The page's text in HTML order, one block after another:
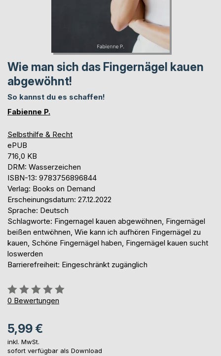
Wie man sich das Fingernägel kauen
abgewöhnt!
So kannst du es schaffen!
Fabienne P.
Selbsthilfe & Recht
ePUB
716,0 KB
DRM: Wasserzeichen
ISBN-13: 9783756896844
Verlag: Books on Demand
Erscheinungsdatum: 27.12.2022
Sprache: Deutsch
Schlagworte: Fingernagel kauen abgewöhnen, Fingernägel
beißen entwöhnen, Wie kann ich aufhören Fingernägel zu
kauen, Schöne Fingernägel haben, Fingernägel kauen sucht
loswerden
Barrierefreiheit: Eingeschränkt zugänglich
Bewertung::
0%
0 Bewertungen
5,99 €
inkl. MwSt.
sofort verfügbar als Download